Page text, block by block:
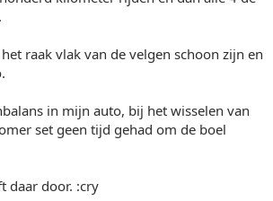
raak vlak van de velgen schoon zijn en
in mijn auto, bij het wisselen van
set geen tijd gehad om de boel
daar door. :cry